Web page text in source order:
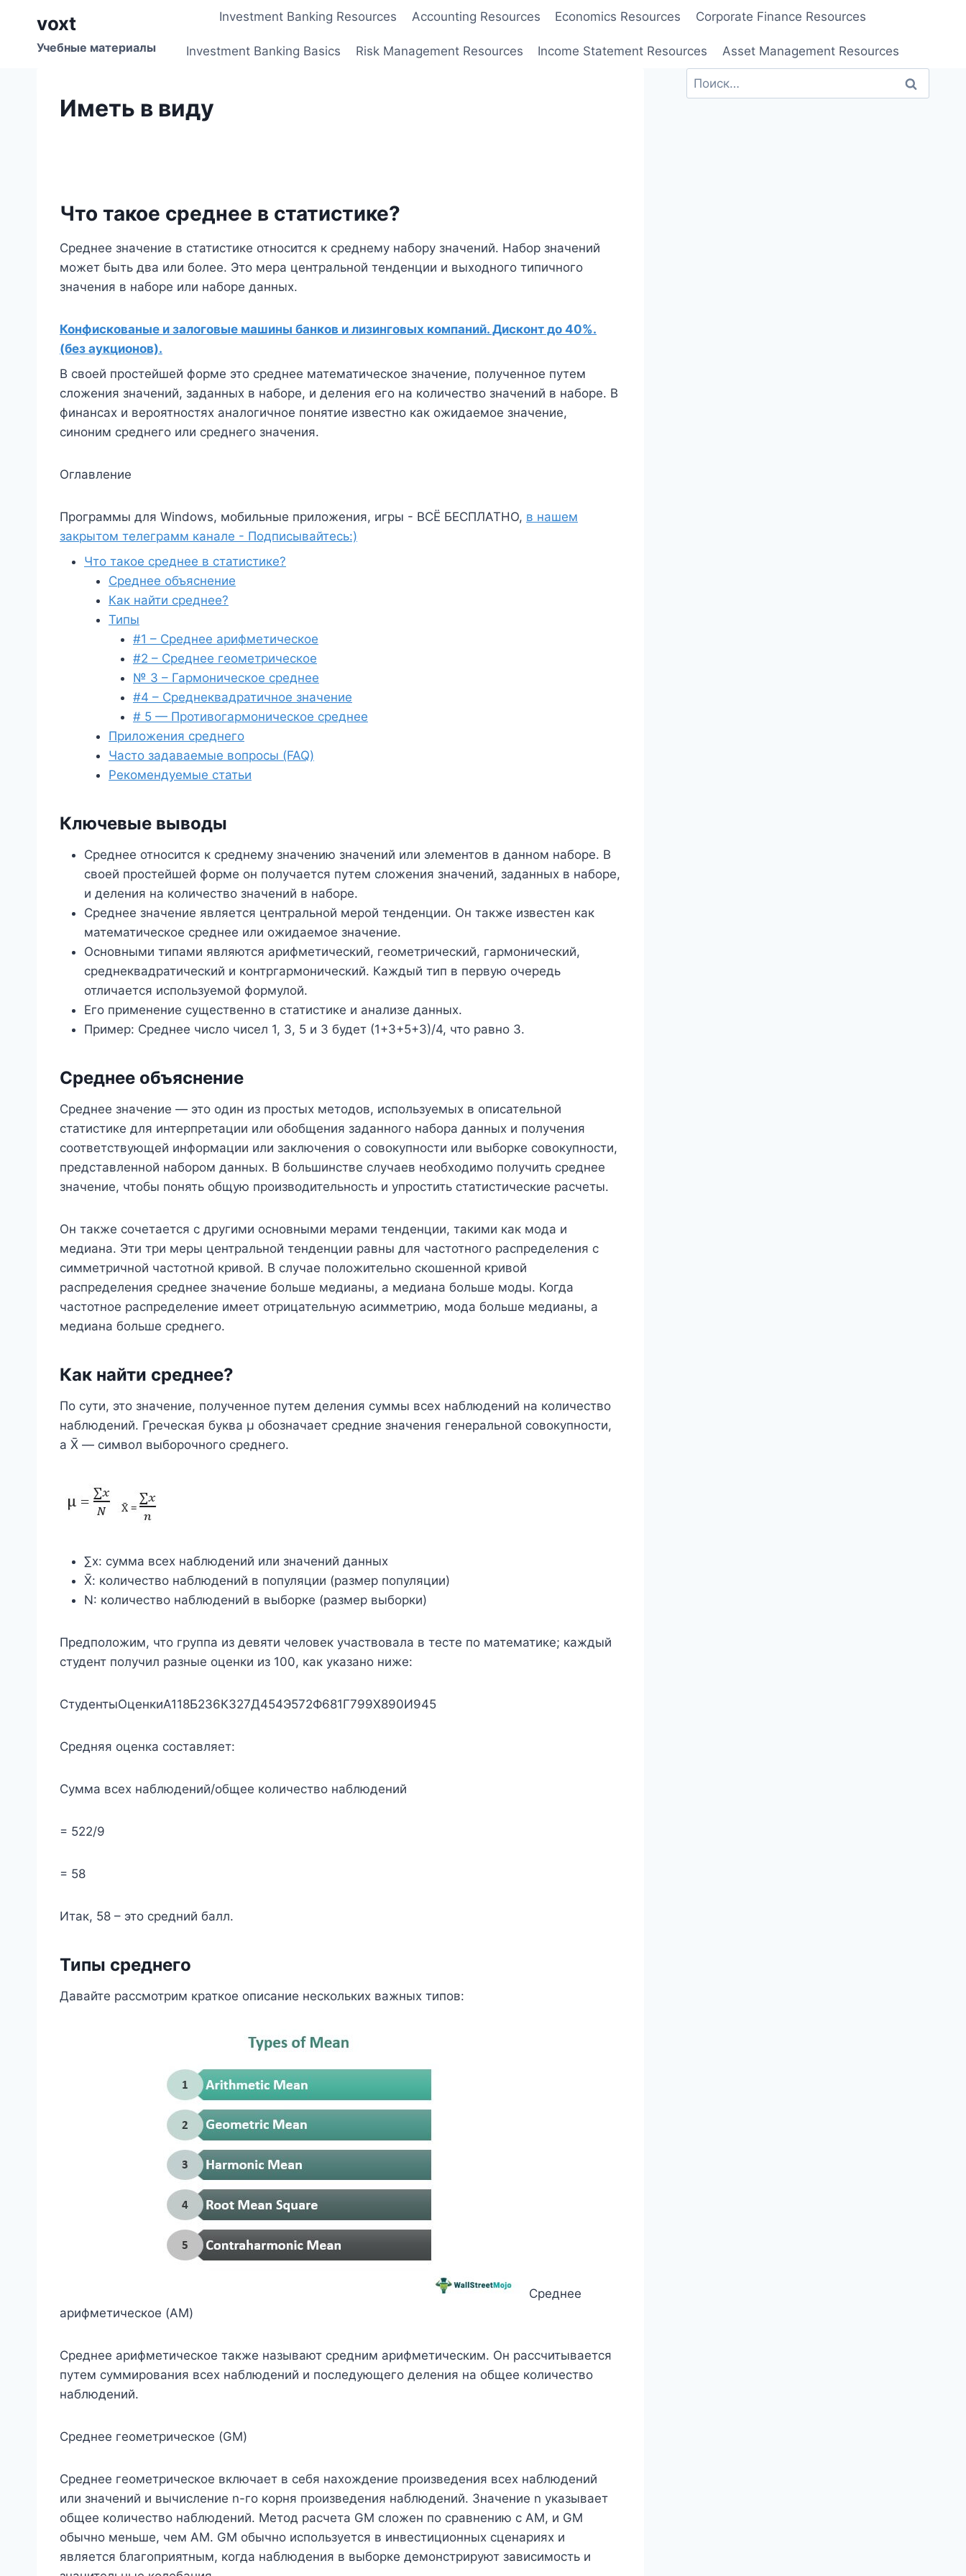
содержимому
voxt
Учебные материалы
Investment Banking Resources Accounting Resources Economics Resources Corporate Finance Resources
Investment Banking Basics Risk Management Resources Income Statement Resources Asset Management Resources
Иметь в виду
Что такое среднее в статистике?
Среднее значение в статистике относится к среднему набору значений. Набор значений
может быть два или более. Это мера центральной тенденции и выходного типичного
значения в наборе или наборе данных.
Конфискованые и залоговые машины банков и лизинговых компаний. Дисконт до 40%.
(без аукционов).
В своей простейшей форме это среднее математическое значение, полученное путем
сложения значений, заданных в наборе, и деления его на количество значений в наборе. В
финансах и вероятностях аналогичное понятие известно как ожидаемое значение,
синоним среднего или среднего значения.
Оглавление
Программы для Windows, мобильные приложения, игры - ВСЁ БЕСПЛАТНО, в нашем
закрытом телеграмм канале - Подписывайтесь:)
Что такое среднее в статистике?
Среднее объяснение
Как найти среднее?
Типы
#1 – Среднее арифметическое
#2 – Среднее геометрическое
№ 3 – Гармоническое среднее
#4 – Среднеквадратичное значение
# 5 — Противогармоническое среднее
Приложения среднего
Часто задаваемые вопросы (FAQ)
Рекомендуемые статьи
Ключевые выводы
Среднее относится к среднему значению значений или элементов в данном наборе. В
своей простейшей форме он получается путем сложения значений, заданных в наборе,
и деления на количество значений в наборе.
Среднее значение является центральной мерой тенденции. Он также известен как
математическое среднее или ожидаемое значение.
Основными типами являются арифметический, геометрический, гармонический,
среднеквадратический и контргармонический. Каждый тип в первую очередь
отличается используемой формулой.
Его применение существенно в статистике и анализе данных.
Пример: Среднее число чисел 1, 3, 5 и 3 будет (1+3+5+3)/4, что равно 3.
Среднее объяснение
Среднее значение — это один из простых методов, используемых в описательной
статистике для интерпретации или обобщения заданного набора данных и получения
соответствующей информации или заключения о совокупности или выборке совокупности,
представленной набором данных. В большинстве случаев необходимо получить среднее
значение, чтобы понять общую производительность и упростить статистические расчеты.
Он также сочетается с другими основными мерами тенденции, такими как мода и
медиана. Эти три меры центральной тенденции равны для частотного распределения с
симметричной частотной кривой. В случае положительно скошенной кривой
распределения среднее значение больше медианы, а медиана больше моды. Когда
частотное распределение имеет отрицательную асимметрию, мода больше медианы, а
медиана больше среднего.
Как найти среднее?
По сути, это значение, полученное путем деления суммы всех наблюдений на количество
наблюдений. Греческая буква μ обозначает средние значения генеральной совокупности,
а X̄ — символ выборочного среднего.
∑x: сумма всех наблюдений или значений данных
X̄: количество наблюдений в популяции (размер популяции)
N: количество наблюдений в выборке (размер выборки)
Предположим, что группа из девяти человек участвовала в тесте по математике; каждый
студент получил разные оценки из 100, как указано ниже:
СтудентыОценкиА118Б236К327Д454Э572Ф681Г799Х890И945
Средняя оценка составляет:
Сумма всех наблюдений/общее количество наблюдений
= 522/9
= 58
Итак, 58 – это средний балл.
Типы среднего
Давайте рассмотрим краткое описание нескольких важных типов:
Среднее
арифметическое (AM)
Среднее арифметическое также называют средним арифметическим. Он рассчитывается
путем суммирования всех наблюдений и последующего деления на общее количество
наблюдений.
Среднее геометрическое (GM)
Среднее геометрическое включает в себя нахождение произведения всех наблюдений
или значений и вычисление n-го корня произведения наблюдений. Значение n указывает
общее количество наблюдений. Метод расчета GM сложен по сравнению с AM, и GM
обычно меньше, чем AM. GM обычно используется в инвестиционных сценариях и
является благоприятным, когда наблюдения в выборке демонстрируют зависимость и
Найти: